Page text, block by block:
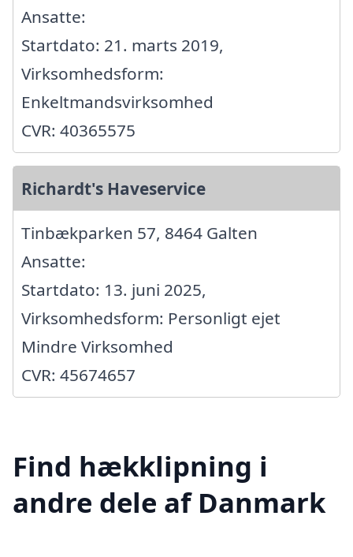
Ansatte:
Startdato: 21. marts 2019,
Virksomhedsform:
Enkeltmandsvirksomhed
CVR: 40365575
Richardt's Haveservice
Tinbækparken 57, 8464 Galten
Ansatte:
Startdato: 13. juni 2025,
Virksomhedsform: Personligt ejet
Mindre Virksomhed
CVR: 45674657
Find hækklipning i
andre dele af Danmark